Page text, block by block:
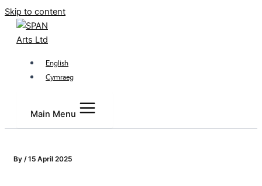
Skip to content
English
Cymraeg
Main Menu
By /15 April 2025